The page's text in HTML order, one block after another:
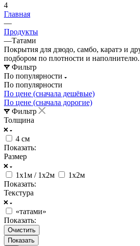
4
Главная
—
Продукты
—Татами
Покрытия для дзюдо, самбо, каратэ и
подбором по плотности и наполнителю.
Фильтр
По популярности
По популярности
По цене (сначала дешёвые)
По цене (сначала дорогие)
Фильтр
Толщина
4 см
Показать:
Размер
1х1м / 1х2м
1х2м
Показать:
Текстура
«татами»
Показать:
Очистить